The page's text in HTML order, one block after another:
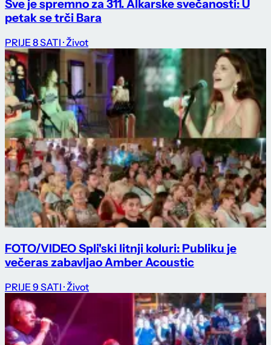
Sve je spremno za 311. Alkarske svečanosti: U
petak se trči Bara
PRIJE 8 SATI · Život
FOTO/VIDEO Spli'ski litnji koluri: Publiku je
večeras zabavljao Amber Acoustic
PRIJE 9 SATI · Život